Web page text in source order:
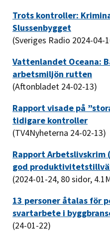
Trots kontroller:
Slussenbygget
(Sveriges Radio 2024-04-
Vattenlandet Oceana:
arbetsmiljön rutten
(Aftonbladet 24-02-13)
Rapport visade på
tidigare kontroller
(TV4Nyheterna 24-02-13)
Rapport Arbetslivskrim
god
(2024-01-24, 80 sidor,
13 personer åtalas för
svartarbete i
(24-01-22)